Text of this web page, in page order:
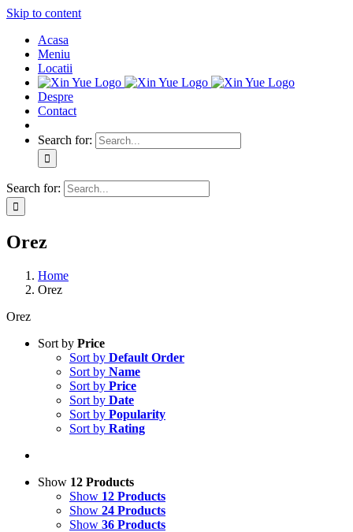
Skip to content
Acasa
Meniu
Locatii
Despre
Contact
Search for:
Search for:
Orez
Home
Orez
Orez
Sort by Price
Sort by Default Order
Sort by Name
Sort by Price
Sort by Date
Sort by Popularity
Sort by Rating
Show 12 Products
Show 12 Products
Show 24 Products
Show 36 Products